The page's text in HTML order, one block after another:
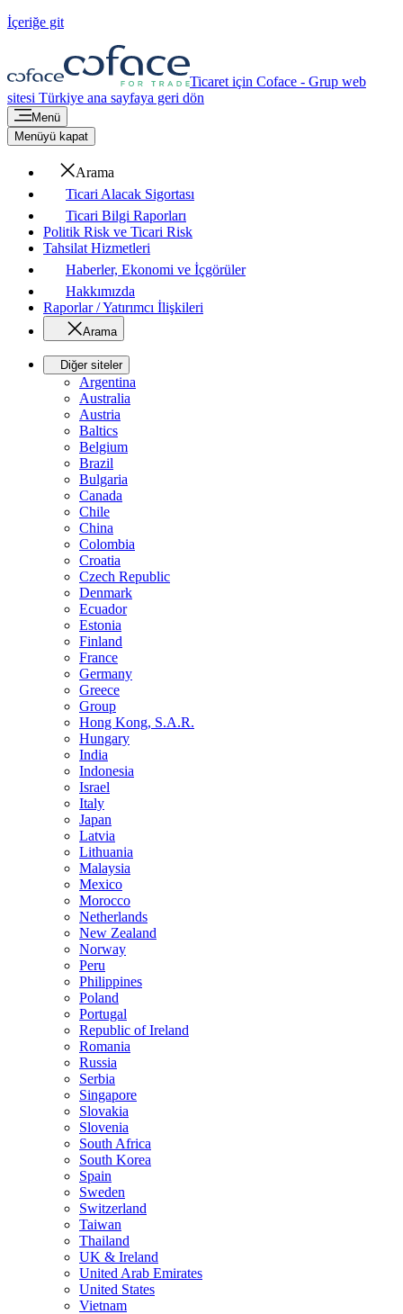
İçeriğe git
Ticaret için Coface - Grup web
sitesi Türkiye ana sayfaya geri dön
Menü
Menüyü kapat
Arama
Ticari Alacak Sigortası
Ticari Bilgi Raporları
Politik Risk ve Ticari Risk
Tahsilat Hizmetleri
Haberler, Ekonomi ve İçgörüler
Hakkımızda
Raporlar / Yatırımcı İlişkileri
Arama
Diğer siteler
Argentina
Australia
Austria
Baltics
Belgium
Brazil
Bulgaria
Canada
Chile
China
Colombia
Croatia
Czech Republic
Denmark
Ecuador
Estonia
Finland
France
Germany
Greece
Group
Hong Kong, S.A.R.
Hungary
India
Indonesia
Israel
Italy
Japan
Latvia
Lithuania
Malaysia
Mexico
Morocco
Netherlands
New Zealand
Norway
Peru
Philippines
Poland
Portugal
Republic of Ireland
Romania
Russia
Serbia
Singapore
Slovakia
Slovenia
South Africa
South Korea
Spain
Sweden
Switzerland
Taiwan
Thailand
UK & Ireland
United Arab Emirates
United States
Vietnam